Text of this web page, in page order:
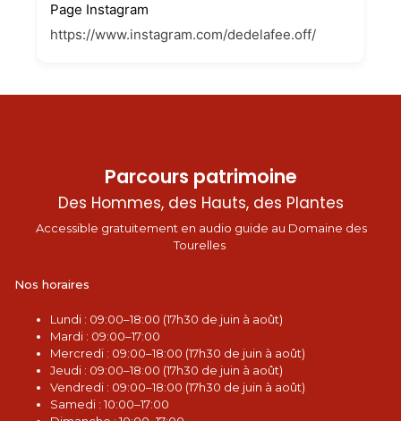
Page Instagram
https://www.instagram.com/dedelafee.off/
Parcours patrimoine
Des Hommes, des Hauts, des Plantes
Accessible gratuitement en audio guide au Domaine des
Tourelles
Nos horaires
Lundi : 09:00–18:00 (17h30 de juin à août)
Mardi : 09:00–17:00
Mercredi : 09:00–18:00 (17h30 de juin à août)
Jeudi : 09:00–18:00 (17h30 de juin à août)
Vendredi : 09:00–18:00 (17h30 de juin à août)
Samedi : 10:00–17:00